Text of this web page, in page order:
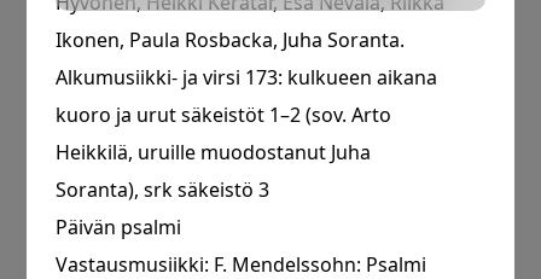
Ikonen, Paula Rosbacka, Juha Soranta.
Alkumusiikki- ja virsi 173: kulkueen aikana
kuoro ja urut säkeistöt 1–2 (sov. Arto
Heikkilä, uruille muodostanut Juha
Soranta), srk säkeistö 3
Päivän psalmi
Vastausmusiikki: F. Mendelssohn: Psalmi